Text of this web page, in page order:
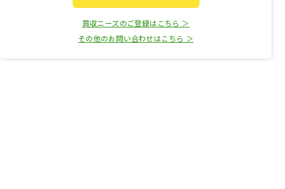
買収ニーズのご登録はこちら ＞
その他のお問い合わせはこちら ＞